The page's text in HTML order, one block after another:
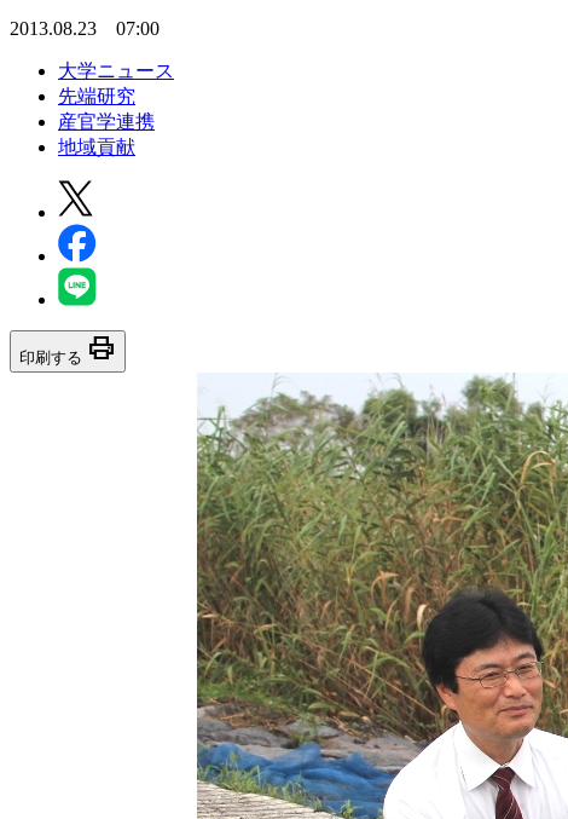
2013.08.23 07:00
大学ニュース
先端研究
産官学連携
地域貢献
印刷する print